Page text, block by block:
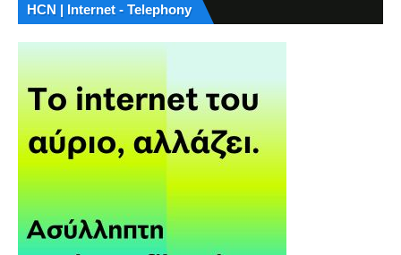
HCN | Internet - Telephony